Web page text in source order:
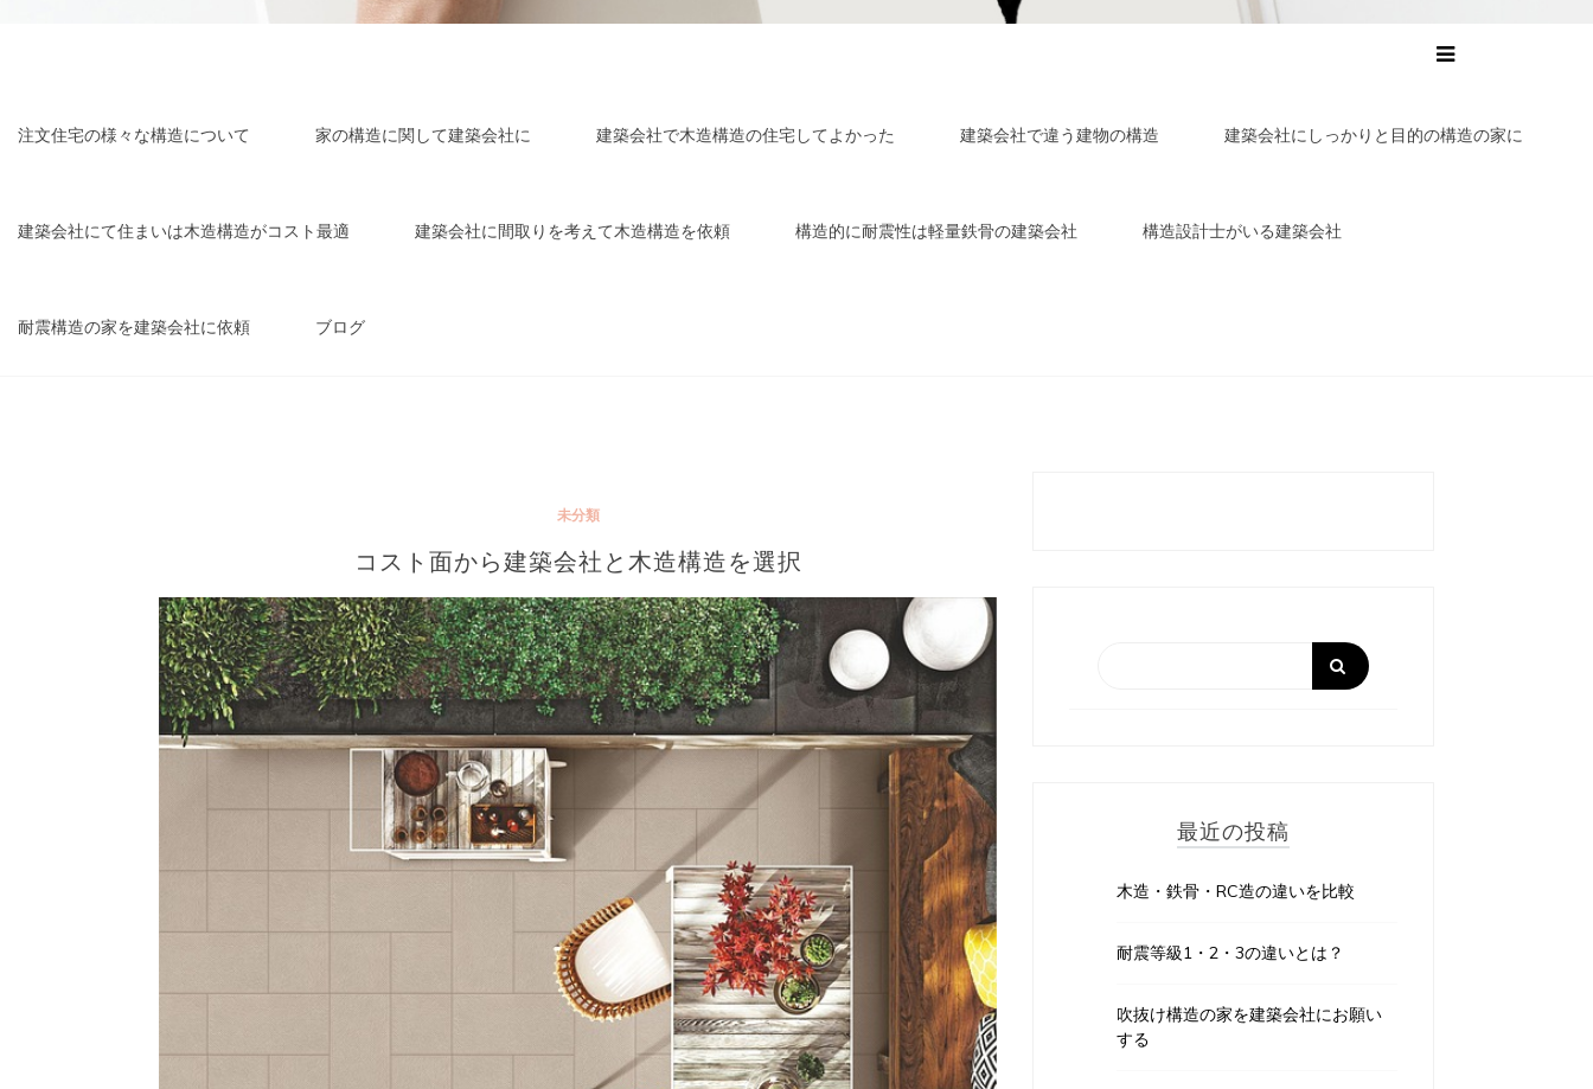
注文住宅の様々な構造について 家の構造に関して建築会社に 建築会社で木造構造の住宅してよかった 建築会社で違う建物の構造 建築会社にしっかりと目的の構造の家に
建築会社にて住まいは木造構造がコスト最適 建築会社に間取りを考えて木造構造を依頼 構造的に耐震性は軽量鉄骨の建築会社 構造設計士がいる建築会社
耐震構造の家を建築会社に依頼 ブログ
未分類
コスト面から建築会社と木造構造を選択
最近の投稿
木造・鉄骨・RC造の違いを比較
耐震等級1・2・3の違いとは？
吹抜け構造の家を建築会社にお願い
する